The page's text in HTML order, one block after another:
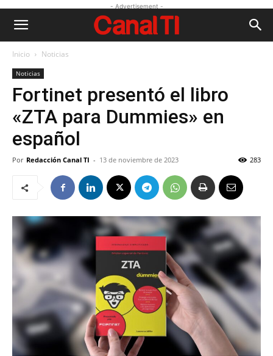
- Advertisement -
Inicio Noticias
Noticias
Fortinet presentó el libro
«ZTA para Dummies» en
español
Por Redacción Canal TI - 13 de noviembre de 2023 283